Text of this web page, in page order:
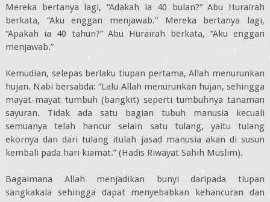
Mereka bertanya lagi, “Adakah ia 40 bulan?” Abu Hurairah
berkata, “Aku enggan menjawab.” Mereka bertanya lagi,
“Apakah ia 40 tahun?” Abu Hurairah berkata, “Aku enggan
menjawab.”
Kemudian, selepas berlaku tiupan pertama, Allah menurunkan
hujan. Nabi bersabda: “Lalu Allah menurunkan hujan, sehingga
mayat-mayat tumbuh (bangkit) seperti tumbuhnya tanaman
sayuran. Tidak ada satu bagian tubuh manusia kecuali
semuanya telah hancur selain satu tulang, yaitu tulang
ekornya dan dari tulang itulah jasad manusia akan di susun
kembali pada hari kiamat.” (Hadis Riwayat Sahih Muslim).
Bagaimana Allah menjadikan bunyi daripada tiupan
sangkakala sehingga dapat menyebabkan kehancuran dan